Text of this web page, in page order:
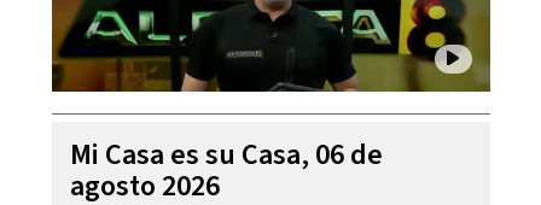
Mi Casa es su Casa, 06 de
agosto 2026